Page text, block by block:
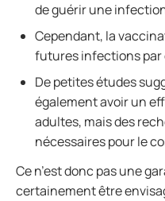
de guérir une
Cependant, la
futures infections par
De petites études
également avoir un
adultes, mais des
nécessaires pour le
Ce n’est donc pas une
certainement être